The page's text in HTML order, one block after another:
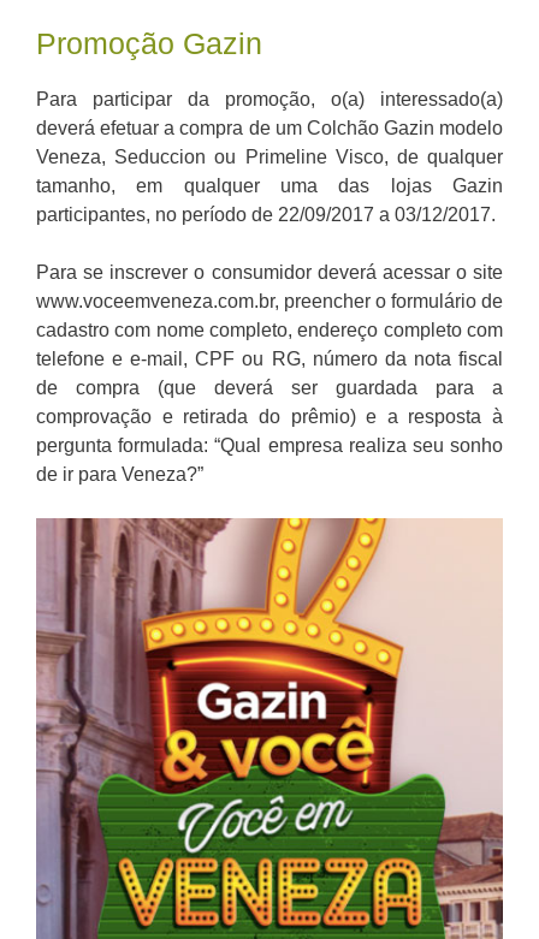
Promoção Gazin
Para participar da promoção, o(a) interessado(a)
deverá efetuar a compra de um Colchão Gazin modelo
Veneza, Seduccion ou Primeline Visco, de qualquer
tamanho, em qualquer uma das lojas Gazin
participantes, no período de 22/09/2017 a 03/12/2017.
Para se inscrever o consumidor deverá acessar o site
www.voceemveneza.com.br, preencher o formulário de
cadastro com nome completo, endereço completo com
telefone e e-mail, CPF ou RG, número da nota fiscal
de compra (que deverá ser guardada para a
comprovação e retirada do prêmio) e a resposta à
pergunta formulada: “Qual empresa realiza seu sonho
de ir para Veneza?”